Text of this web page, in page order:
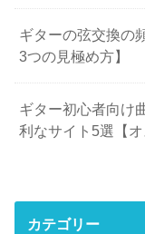
ギターの弦交換の
3つの見極め方】
ギター初心者向け
利なサイト5選【オ
カテゴリー